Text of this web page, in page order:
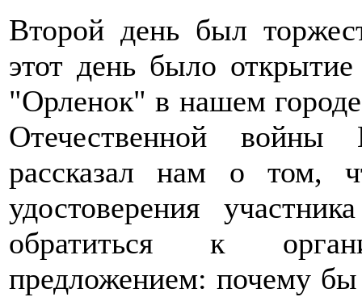
Второй день был
этот день было
"Орленок" в нашем
Отечественной
рассказал нам о том,
удостоверения
обратиться к
предложением: почему